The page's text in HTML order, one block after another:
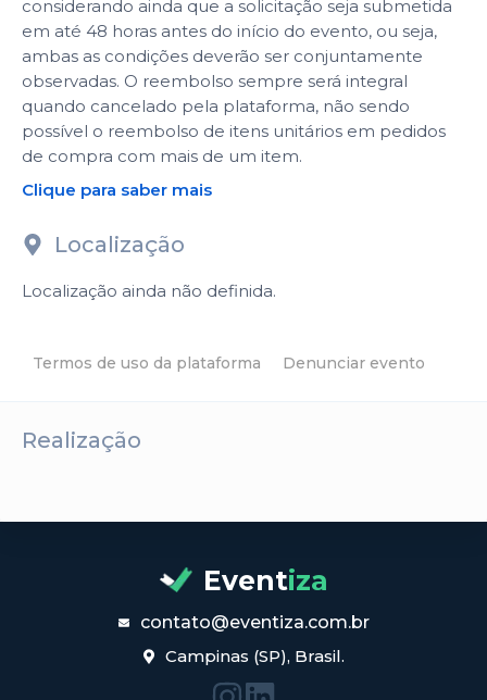
considerando ainda que a solicitação seja submetida
em até 48 horas antes do início do evento, ou seja,
ambas as condições deverão ser conjuntamente
observadas. O reembolso sempre será integral
quando cancelado pela plataforma, não sendo
possível o reembolso de itens unitários em pedidos
de compra com mais de um item.
Clique para saber mais
Localização
Localização ainda não definida.
Termos de uso da plataforma Denunciar evento
Realização
Eventiza
contato@eventiza.com.br
Campinas (SP), Brasil.